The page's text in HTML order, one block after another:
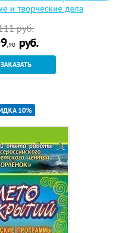
и творческие дела
руб.
,90 руб.
ЗАКАЗАТЬ
10%